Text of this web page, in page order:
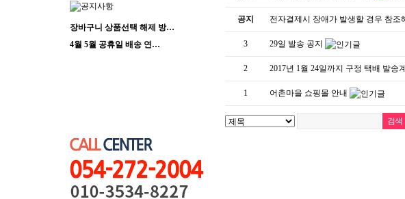
장바구니 상품선택 해제 방…
4월 5월 공휴일 배송 연…
공지 전자결제시 장애가 발생할 경우 참조
3 29일 발송 공지
2 2017년 1월 24일까지 구정 택배 발송
1 어촌마을 쇼핑몰 안내